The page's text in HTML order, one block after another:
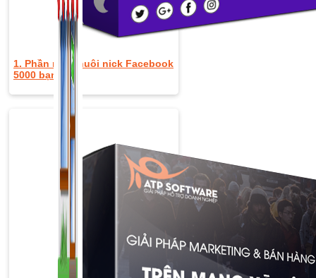
1. Phần mềm nuôi nick Facebook
5000 bạn bè